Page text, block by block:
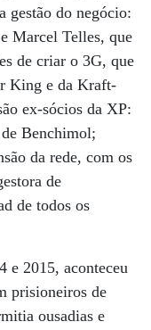
gestão do negócio:
Marcel Telles, que
de criar o 3G, que
King e da Kraft-
ex-sócios da XP:
Benchimol;
da rede, com os
de
de todos os
e 2015, aconteceu
prisioneiros de
ousadias e